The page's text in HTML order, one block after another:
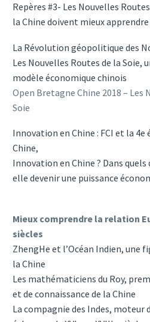
Repères #3- Les Nouvelles
la Chine doivent mieux
La Révolution géopolitique des
Les Nouvelles Routes de la Soie,
modèle économique chinois
Open Bretagne Chine 2018 – Les
Soie
Innovation en Chine : FCI et la
Chine,
Innovation en Chine ? Dans
elle devenir une puissance
Mieux comprendre la relation
siècles
ZhengHe et l’Océan Indien, une
la Chine
Les mathématiciens du Roy,
et de connaissance de la Chine
La compagnie des Indes, moteur